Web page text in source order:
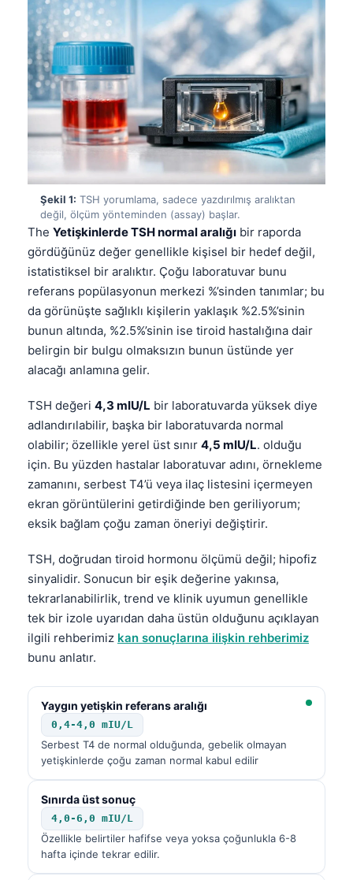
Şekil 1: TSH yorumlama, sadece yazdırılmış aralıktan
değil, ölçüm yönteminden (assay) başlar.
The Yetişkinlerde TSH normal aralığı bir raporda
gördüğünüz değer genellikle kişisel bir hedef değil,
istatistiksel bir aralıktır. Çoğu laboratuvar bunu
referans popülasyonun merkezi %’sinden tanımlar; bu
da görünüşte sağlıklı kişilerin yaklaşık %2.5%’sinin
bunun altında, %2.5%’sinin ise tiroid hastalığına dair
belirgin bir bulgu olmaksızın bunun üstünde yer
alacağı anlamına gelir.
TSH değeri 4,3 mIU/L bir laboratuvarda yüksek diye
adlandırılabilir, başka bir laboratuvarda normal
olabilir; özellikle yerel üst sınır 4,5 mIU/L. olduğu
için. Bu yüzden hastalar laboratuvar adını, örnekleme
zamanını, serbest T4’ü veya ilaç listesini içermeyen
ekran görüntülerini getirdiğinde ben geriliyorum;
eksik bağlam çoğu zaman öneriyi değiştirir.
TSH, doğrudan tiroid hormonu ölçümü değil; hipofiz
sinyalidir. Sonucun bir eşik değerine yakınsa,
tekrarlanabilirlik, trend ve klinik uyumun genellikle
tek bir izole uyarıdan daha üstün olduğunu açıklayan
ilgili rehberimiz kan sonuçlarına ilişkin rehberimiz
bunu anlatır.
Yaygın yetişkin referans aralığı
0,4-4,0 mIU/L
Serbest T4 de normal olduğunda, gebelik olmayan
yetişkinlerde çoğu zaman normal kabul edilir
Sınırda üst sonuç
4,0-6,0 mIU/L
Özellikle belirtiler hafifse veya yoksa çoğunlukla 6-8
hafta içinde tekrar edilir.